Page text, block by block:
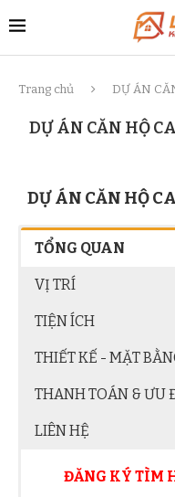
Trang chủ DỰ ÁN
DỰ ÁN CĂN HỘ
DỰ ÁN CĂN HỘ
TỔNG QUAN
VỊ TRÍ
TIỆN ÍCH
THIẾT KẾ - MẶT
THANH TOÁN & ƯU
LIÊN HỆ
ĐĂNG KÝ TÌM